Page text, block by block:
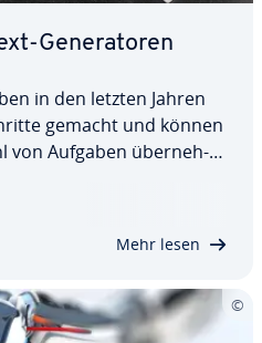
Ge­ne­ra­to­ren
in den letzten Jahren
gemacht und können
von Aufgaben über­neh­
Mehr lesen